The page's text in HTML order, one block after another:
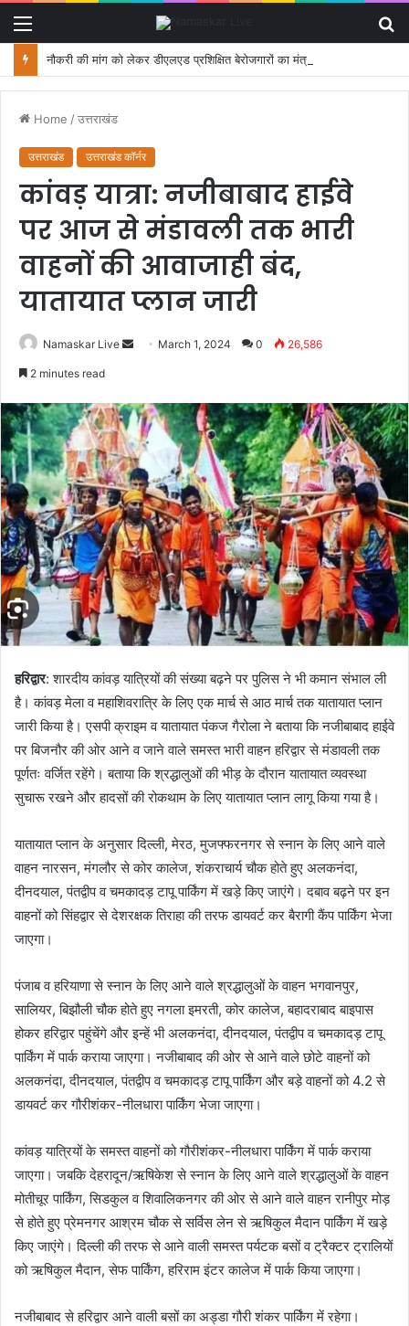
Home /उत्तराखंड
उत्तराखंड उत्तराखंड कॉर्नर
कांवड़ यात्रा: नजीबाबाद हाईवे
पर आज से मंडावली तक भारी
वाहनों की आवाजाही बंद,
यातायात प्लान जारी
Namaskar Live
d
a
n
e
m
a
i
l
March 1, 2024 0 26,586
2 minutes read
हरिद्वार: शारदीय कांवड़ यात्रियों की संख्या बढ़ने पर पुलिस ने भी कमान संभाल ली
है। कांवड़ मेला व महाशिवरात्रि के लिए एक मार्च से आठ मार्च तक यातायात प्लान
जारी किया है। एसपी क्राइम व यातायात पंकज गैरोला ने बताया कि नजीबाबाद हाईवे
पर बिजनौर की ओर आने व जाने वाले समस्त भारी वाहन हरिद्वार से मंडावली तक
पूर्णतः वर्जित रहेंगे। बताया कि श्रद्धालुओं की भीड़ के दौरान यातायात व्यवस्था
सुचारू रखने और हादसों की रोकथाम के लिए यातायात प्लान लागू किया गया है।
यातायात प्लान के अनुसार दिल्ली, मेरठ, मुजफ्फरनगर से स्नान के लिए आने वाले
वाहन नारसन, मंगलौर से कोर कालेज, शंकराचार्य चौक होते हुए अलकनंदा,
दीनदयाल, पंतद्वीप व चमकादड़ टापू पार्किंग में खड़े किए जाएंगे। दबाव बढ़ने पर इन
वाहनों को सिंहद्वार से देशरक्षक तिराहा की तरफ डायवर्ट कर बैरागी कैंप पार्किंग भेजा
जाएगा।
पंजाब व हरियाणा से स्नान के लिए आने वाले श्रद्धालुओं के वाहन भगवानपुर,
सालियर, बिझौली चौक होते हुए नगला इमरती, कोर कालेज, बहादराबाद बाइपास
होकर हरिद्वार पहुंचेंगे और इन्हें भी अलकनंदा, दीनदयाल, पंतद्वीप व चमकादड़ टापू
पार्किंग में पार्क कराया जाएगा। नजीबाबाद की ओर से आने वाले छोटे वाहनों को
अलकनंदा, दीनदयाल, पंतद्वीप व चमकादड़ टापू पार्किंग और बड़े वाहनों को 4.2 से
डायवर्ट कर गौरीशंकर-नीलधारा पार्किंग भेजा जाएगा।
कांवड़ यात्रियों के समस्त वाहनों को गौरीशंकर-नीलधारा पार्किंग में पार्क कराया
जाएगा। जबकि देहरादून/ऋषिकेश से स्नान के लिए आने वाले श्रद्धालुओं के वाहन
मोतीचूर पार्किंग, सिडकुल व शिवालिकनगर की ओर से आने वाले वाहन रानीपुर मोड़
से होते हुए प्रेमनगर आश्रम चौक से सर्विस लेन से ऋषिकुल मैदान पार्किंग में खड़े
किए जाएंगे। दिल्ली की तरफ से आने वाली समस्त पर्यटक बसों व ट्रैक्टर ट्रालियों
को ऋषिकुल मैदान, सेफ पार्किंग, हरिराम इंटर कालेज में पार्क किया जाएगा।
नजीबाबाद से हरिद्वार आने वाली बसों का अड्डा गौरी शंकर पार्किंग में रहेगा।